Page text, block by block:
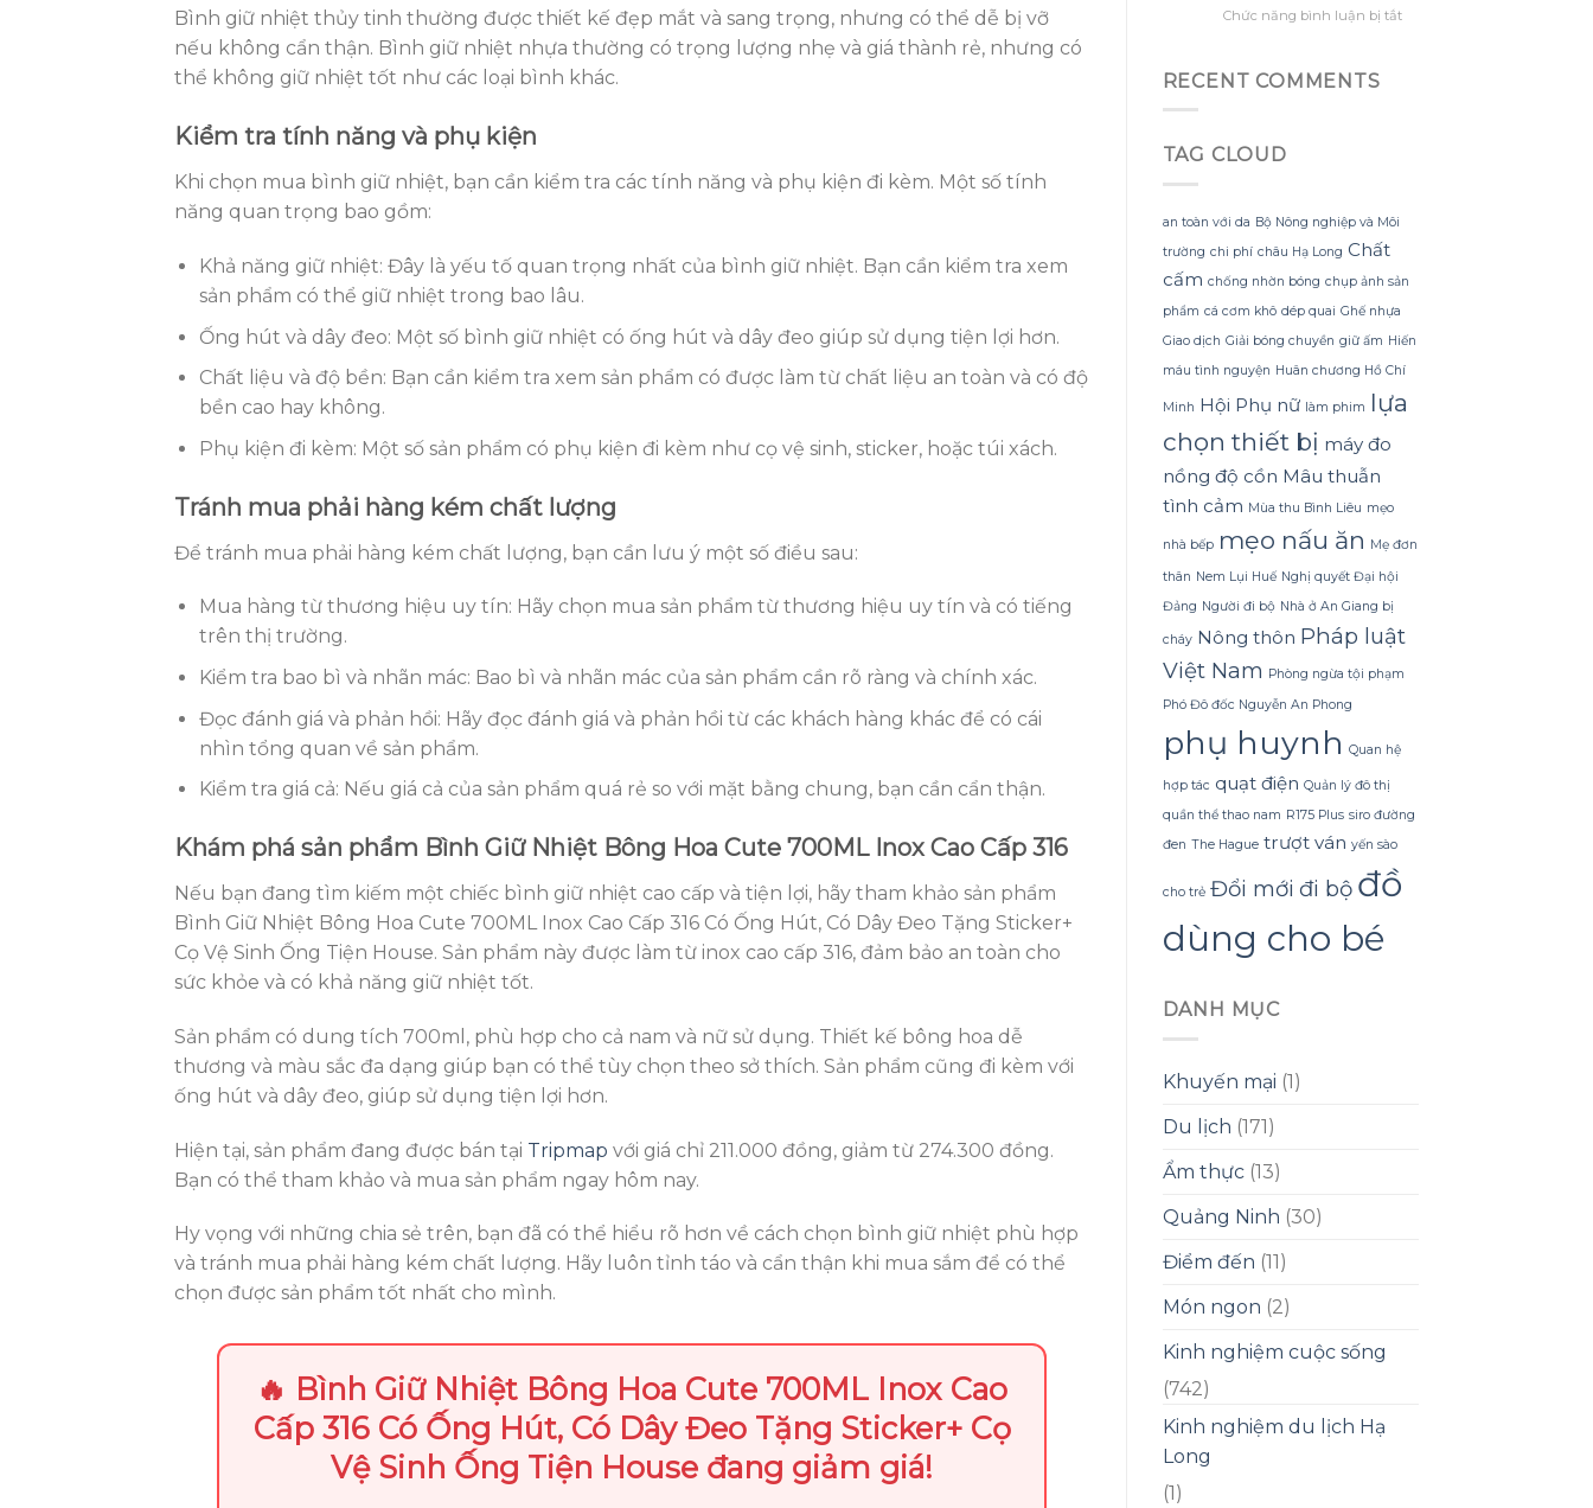
Bình giữ nhiệt thủy tinh thường được thiết kế đẹp mắt và sang trọng, nhưng có thể dễ bị vỡ
nếu không cẩn thận. Bình giữ nhiệt nhựa thường có trọng lượng nhẹ và giá thành rẻ, nhưng có
thể không giữ nhiệt tốt như các loại bình khác.
Kiểm tra tính năng và phụ kiện
Khi chọn mua bình giữ nhiệt, bạn cần kiểm tra các tính năng và phụ kiện đi kèm. Một số tính
năng quan trọng bao gồm:
Khả năng giữ nhiệt: Đây là yếu tố quan trọng nhất của bình giữ nhiệt. Bạn cần kiểm tra xem
sản phẩm có thể giữ nhiệt trong bao lâu.
Ống hút và dây đeo: Một số bình giữ nhiệt có ống hút và dây đeo giúp sử dụng tiện lợi hơn.
Chất liệu và độ bền: Bạn cần kiểm tra xem sản phẩm có được làm từ chất liệu an toàn và có độ
bền cao hay không.
Phụ kiện đi kèm: Một số sản phẩm có phụ kiện đi kèm như cọ vệ sinh, sticker, hoặc túi xách.
Tránh mua phải hàng kém chất lượng
Để tránh mua phải hàng kém chất lượng, bạn cần lưu ý một số điều sau:
Mua hàng từ thương hiệu uy tín: Hãy chọn mua sản phẩm từ thương hiệu uy tín và có tiếng
trên thị trường.
Kiểm tra bao bì và nhãn mác: Bao bì và nhãn mác của sản phẩm cần rõ ràng và chính xác.
Đọc đánh giá và phản hồi: Hãy đọc đánh giá và phản hồi từ các khách hàng khác để có cái
nhìn tổng quan về sản phẩm.
Kiểm tra giá cả: Nếu giá cả của sản phẩm quá rẻ so với mặt bằng chung, bạn cần cẩn thận.
Khám phá sản phẩm Bình Giữ Nhiệt Bông Hoa Cute 700ML Inox Cao Cấp 316
Nếu bạn đang tìm kiếm một chiếc bình giữ nhiệt cao cấp và tiện lợi, hãy tham khảo sản phẩm
Bình Giữ Nhiệt Bông Hoa Cute 700ML Inox Cao Cấp 316 Có Ống Hút, Có Dây Đeo Tặng Sticker+
Cọ Vệ Sinh Ống Tiện House. Sản phẩm này được làm từ inox cao cấp 316, đảm bảo an toàn cho
sức khỏe và có khả năng giữ nhiệt tốt.
Sản phẩm có dung tích 700ml, phù hợp cho cả nam và nữ sử dụng. Thiết kế bông hoa dễ
thương và màu sắc đa dạng giúp bạn có thể tùy chọn theo sở thích. Sản phẩm cũng đi kèm với
ống hút và dây đeo, giúp sử dụng tiện lợi hơn.
Hiện tại, sản phẩm đang được bán tại Tripmap với giá chỉ 211.000 đồng, giảm từ 274.300 đồng.
Bạn có thể tham khảo và mua sản phẩm ngay hôm nay.
Hy vọng với những chia sẻ trên, bạn đã có thể hiểu rõ hơn về cách chọn bình giữ nhiệt phù hợp
và tránh mua phải hàng kém chất lượng. Hãy luôn tỉnh táo và cẩn thận khi mua sắm để có thể
chọn được sản phẩm tốt nhất cho mình.
🔥 Bình Giữ Nhiệt Bông Hoa Cute 700ML Inox Cao
Cấp 316 Có Ống Hút, Có Dây Đeo Tặng Sticker+ Cọ
Vệ Sinh Ống Tiện House đang giảm giá!
rách
Chức năng bình luận bị tắtở
Sữa
Gội
Konus
Homespa
RECENT COMMENTS
TAG CLOUD
an toàn với da Bộ Nông nghiệp và Môi
trường chi phí châu Hạ Long Chất
cấm chống nhờn bóng chụp ảnh sản
phẩm cá cơm khô dép quai Ghế nhựa
Giao dịch Giải bóng chuyền giữ ấm Hiến
máu tình nguyện Huân chương Hồ Chí
Minh Hội Phụ nữ làm phim lựa
chọn thiết bị máy đo
nồng độ cồn Mâu thuẫn
tình cảm Mùa thu Bình Liêu mẹo
nhà bếp mẹo nấu ăn Mẹ đơn
thân Nem Lụi Huế Nghị quyết Đại hội
Đảng Người đi bộ Nhà ở An Giang bị
cháy Nông thôn Pháp luật
Việt Nam Phòng ngừa tội phạm
Phó Đô đốc Nguyễn An Phong
phụ huynh Quan hệ
hợp tác quạt điện Quản lý đô thị
quần thể thao nam R175 Plus siro đường
đen The Hague trượt ván yến sào
cho trẻ Đổi mới đi bộ đồ
dùng cho bé
DANH MỤC
Khuyến mại (1)
Du lịch (171)
Ẩm thực(13)
Quảng Ninh (30)
Điểm đến (11)
Món ngon (2)
Kinh nghiệm cuộc sống
(742)
Kinh nghiệm du lịch Hạ
Long
(1)